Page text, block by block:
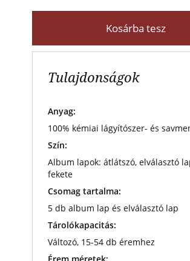
Kosárba tesz
Tulajdonságok
Anyag:
100% kémiai lágyítószer- és
Szín:
Album lapok: átlátszó, elválasztó
fekete
Csomag tartalma:
5 db album lap és elválasztó lap
Tárolókapacitás:
Változó, 15-54 db éremhez